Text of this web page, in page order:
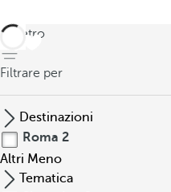
indietro
Filtrare per
Destinazioni
Roma 2
Altri Meno
Tematica